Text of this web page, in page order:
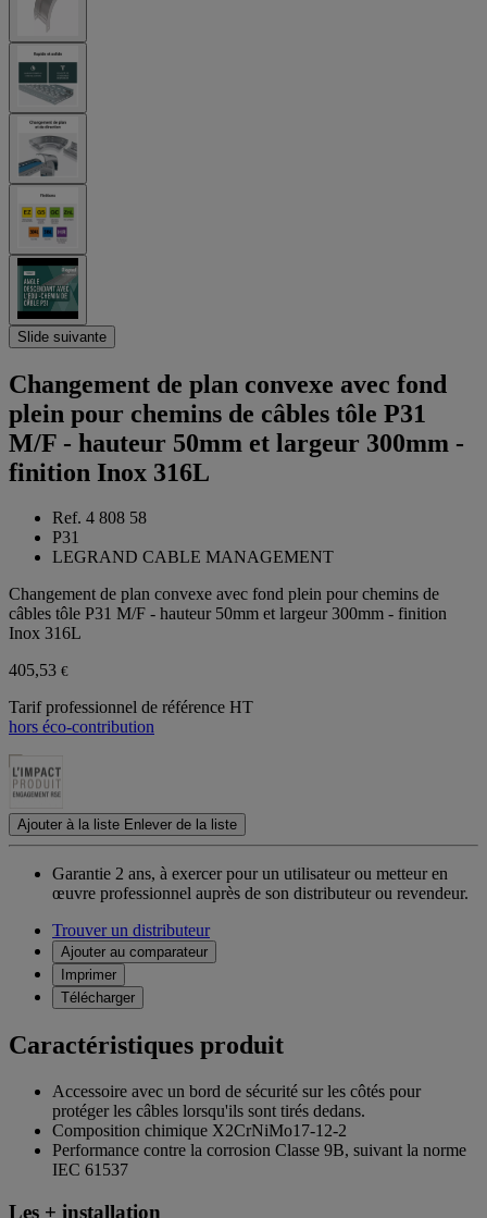
Slide suivante
Changement de plan convexe avec fond
plein pour chemins de câbles tôle P31
M/F - hauteur 50mm et largeur 300mm -
finition Inox 316L
Ref. 4 808 58
P31
LEGRAND CABLE MANAGEMENT
Changement de plan convexe avec fond plein pour chemins de
câbles tôle P31 M/F - hauteur 50mm et largeur 300mm - finition
Inox 316L
405,53 €
Tarif professionnel de référence HT
hors éco-contribution
Ajouter à la liste Enlever de la liste
Garantie 2 ans, à exercer pour un utilisateur ou metteur en
œuvre professionnel auprès de son distributeur ou revendeur.
Trouver un distributeur
Ajouter au comparateur
Imprimer
Télécharger
Caractéristiques produit
Accessoire avec un bord de sécurité sur les côtés pour
protéger les câbles lorsqu'ils sont tirés dedans.
Composition chimique X2CrNiMo17-12-2
Performance contre la corrosion Classe 9B, suivant la norme
IEC 61537
Les + installation